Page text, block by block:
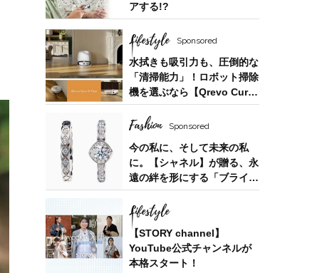
Lifestyle
夏帆さん、「35歳になった今も自分自身
が一番わからない。 新しい役に出会う
たび、自分探しをしています」
アする!?
Lifestyle Sponsored
水拭きも吸引力も、圧倒的な
「清掃能力」！ロボット掃除
機を選ぶなら【Qrevo Curv
2 Flow】
Fashion Sponsored
今の私に、そして未来の私
に。【シャネル】が贈る、永
遠の絆を形にする「ブライダ
ルフェア」
Lifestyle
【STORY channel】
YouTube公式チャンネルが
本格スタート！